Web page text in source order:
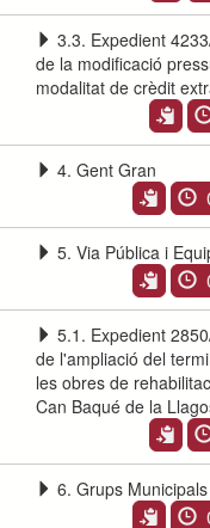
3.3. Expedient
de la modificació
modalitat de crèdit
4. Gent Gran
5. Via Pública i
5.1. Expedient
de l'ampliació del
les obres de
Can Baqué de la
6. Grups Municipals